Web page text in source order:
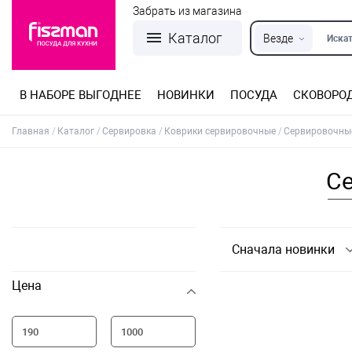
Каталог Везде
Забрать из магазина
В НАБОРЕ ВЫГОДНЕЕ НОВИНКИ ПОСУДА
Главная Каталог Сервировка Коврики сервировочные
Цена
Сначала новинки